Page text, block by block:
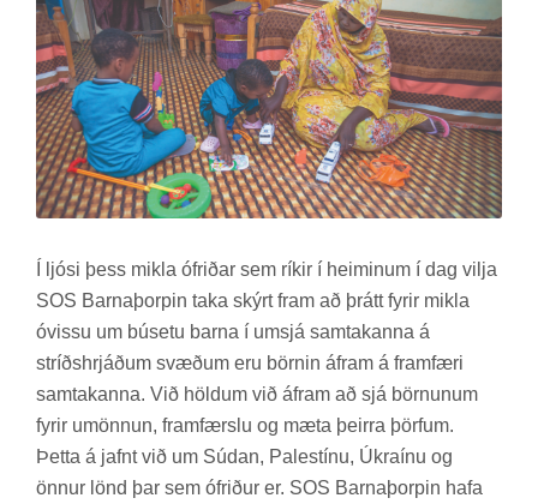
Í ljósi þess mikla ófrið­ar sem rík­ir í heim­in­um í dag vilja
SOS Barna­þorp­in taka skýrt fram að þrátt fyr­ir mikla
óvissu um bú­setu barna í um­sjá sam­tak­anna á
stríðs­hrjáð­um svæð­um eru börn­in áfram á fram­færi
sam­tak­anna. Við höld­um við áfram að sjá börn­un­um
fyr­ir umönn­un, fram­færslu og mæta þeirra þörf­um.
Þetta á jafnt við um Súd­an, Palestínu, Úkraínu og
önn­ur lönd þar sem ófrið­ur er. SOS Barna­þorp­in hafa